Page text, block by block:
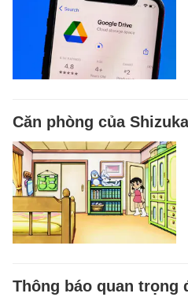
Căn phòng của Shizuka
Thông báo quan trọng